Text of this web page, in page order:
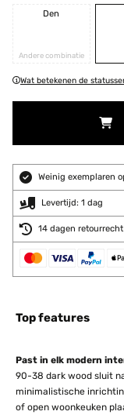
Den
Andere combinatie
Wat betekenen de
Weinig exemplaren
Levertijd: 1 dag
14 dagen retourrecht
Top features
Past in elk modern
90-38 dark wood sluit
minimalistische
of open woonkeuken